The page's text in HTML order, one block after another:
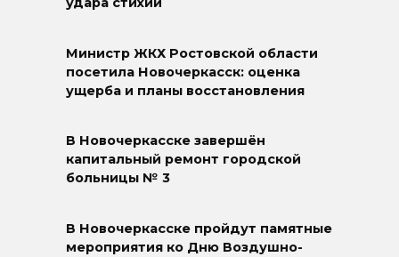
Министр ЖКХ Ростовской области
посетила Новочеркасск: оценка
ущерба и планы восстановления
В Новочеркасске завершён
капитальный ремонт городской
больницы № 3
В Новочеркасске пройдут памятные
мероприятия ко Дню Воздушно-